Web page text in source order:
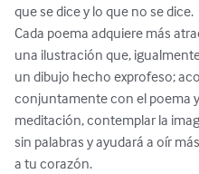
que se dice y lo que no se dice.
Cada poema adquiere más
una ilustración que,
un dibujo hecho exprofeso;
conjuntamente con el poema
meditación, contemplar la
sin palabras y ayudará a oír
a tu corazón.